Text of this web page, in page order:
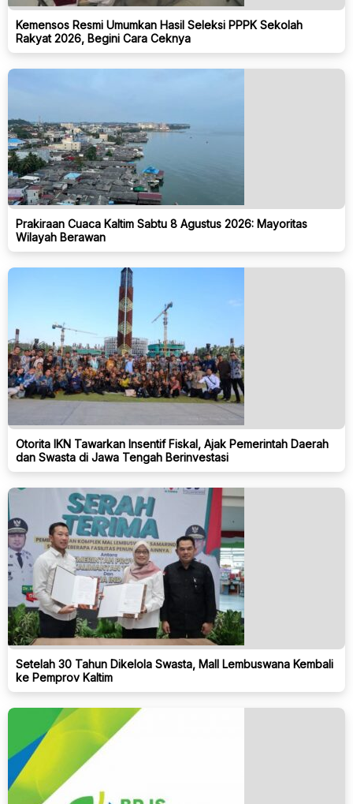
Kemensos Resmi Umumkan Hasil Seleksi PPPK Sekolah
Rakyat 2026, Begini Cara Ceknya
Prakiraan Cuaca Kaltim Sabtu 8 Agustus 2026: Mayoritas
Wilayah Berawan
Otorita IKN Tawarkan Insentif Fiskal, Ajak Pemerintah Daerah
dan Swasta di Jawa Tengah Berinvestasi
Setelah 30 Tahun Dikelola Swasta, Mall Lembuswana Kembali
ke Pemprov Kaltim